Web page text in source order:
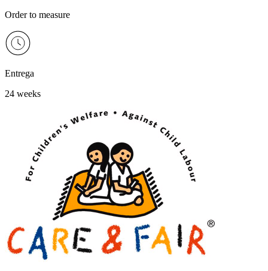
Order to measure
Entrega
24 weeks